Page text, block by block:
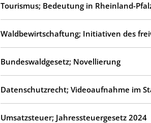
Tourismus; Bedeutung in Rheinland-
Waldbewirtschaftung; Initiativen des
Bundeswaldgesetz; Novellierung
Datenschutzrecht; Videoaufnahme im
Umsatzsteuer; Jahressteuergesetz 2024